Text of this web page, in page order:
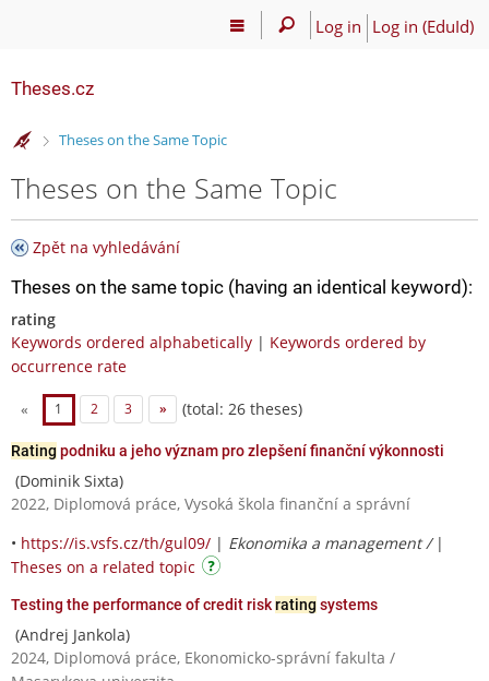
Log in Log in (EduId)
Theses.cz
>
Theses on the Same Topic
Theses on the Same Topic
Zpět na vyhledávání
Theses on the same topic (having an identical keyword):
rating
Keywords ordered alphabetically | Keywords ordered by
occurrence rate
« 1 2 3 » (total: 26 theses)
Rating podniku a jeho význam pro zlepšení finanční výkonnosti
(Dominik Sixta)
2022, Diplomová práce, Vysoká škola finanční a správní
• https://is.vsfs.cz/th/gul09/ | Ekonomika a management / |
Theses on a related topic
Testing the performance of credit riskrating systems
(Andrej Jankola)
2024, Diplomová práce, Ekonomicko-správní fakulta /